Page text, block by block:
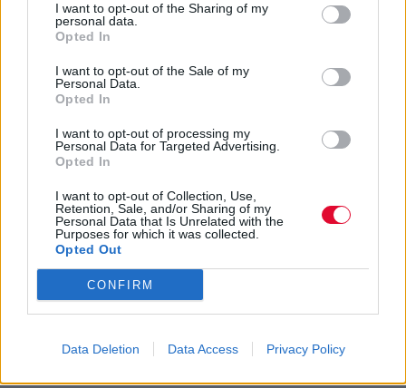
I want to opt-out of the Sharing of my
personal data.
Opted In
I want to opt-out of the Sale of my
Personal Data.
Opted In
I want to opt-out of processing my
Personal Data for Targeted Advertising.
Opted In
I want to opt-out of Collection, Use,
Retention, Sale, and/or Sharing of my
Personal Data that Is Unrelated with the
Purposes for which it was collected.
Opted Out
CONFIRM
Data Deletion Data Access Privacy Policy